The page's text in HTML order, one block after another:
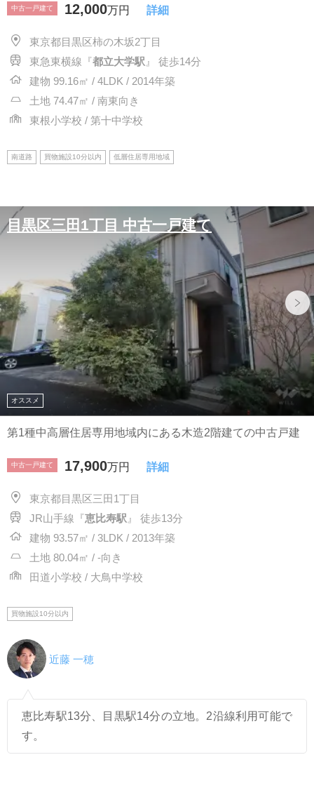
中古一戸建て 12,000万円 詳細
東京都目黒区柿の木坂2丁目
東急東横線『都立大学駅 』 徒歩14分
建物 99.16㎡ / 4LDK / 2014年築
土地 74.47㎡ / 南東向き
東根小学校 / 第十中学校
南道路 買物施設10分以内 低層住居専用地域
目黒区三田1丁目 中古一戸建て
オススメ
第1種中高層住居専用地域内にある木造2階建ての中古戸建
中古一戸建て 17,900万円 詳細
東京都目黒区三田1丁目
JR山手線『恵比寿駅 』 徒歩13分
建物 93.57㎡ / 3LDK / 2013年築
土地 80.04㎡ / -向き
田道小学校 / 大鳥中学校
買物施設10分以内
近藤 一穂
恵比寿駅13分、目黒駅14分の立地。2沿線利用可能で
す。